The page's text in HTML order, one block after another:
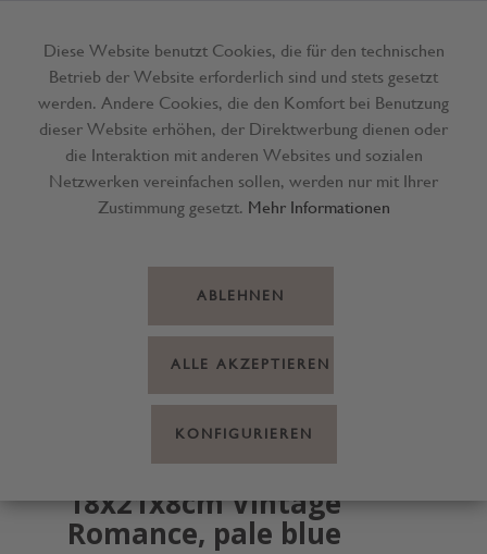
Menü
Geschenktasche
18x21x8cm Vintage
Romance, pale blue
Diese Website benutzt Cookies, die für den technischen
Betrieb der Website erforderlich sind und stets gesetzt
werden. Andere Cookies, die den Komfort bei Benutzung
dieser Website erhöhen, der Direktwerbung dienen oder
die Interaktion mit anderen Websites und sozialen
Netzwerken vereinfachen sollen, werden nur mit Ihrer
Zustimmung gesetzt. Mehr Informationen
ABLEHNEN
ALLE AKZEPTIEREN
KONFIGURIEREN